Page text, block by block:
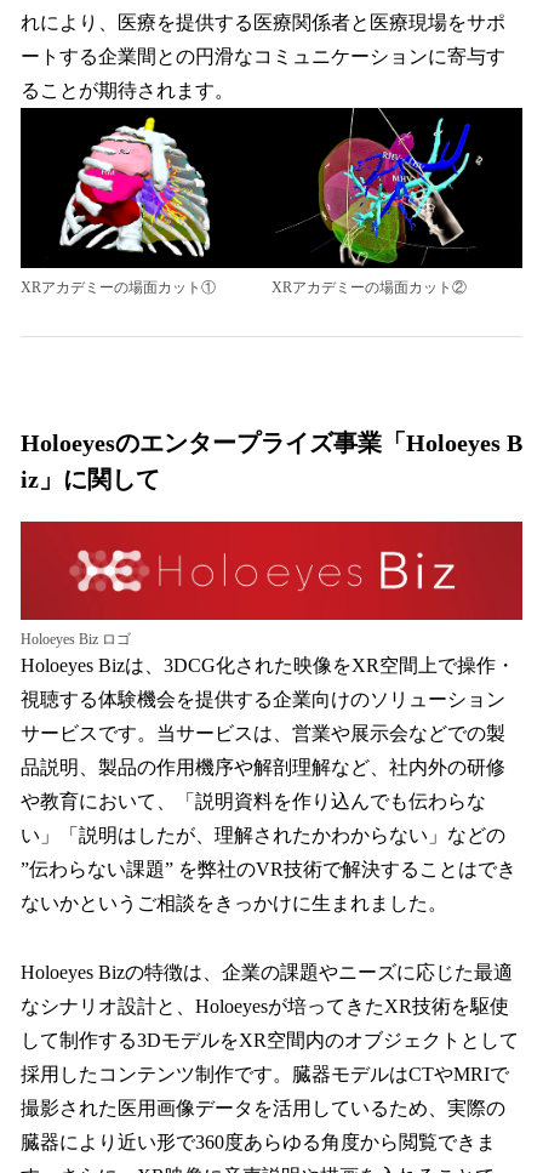
れにより、医療を提供する医療関係者と医療現場をサポ
ートする企業間との円滑なコミュニケーションに寄与す
ることが期待されます。
XRアカデミーの場面カット① XRアカデミーの場面カット②
Holoeyesのエンタープライズ事業「Holoeyes B
iz」に関して
Holoeyes Biz ロゴ
Holoeyes Bizは、3DCG化された映像をXR空間上で操作・
視聴する体験機会を提供する企業向けのソリューション
サービスです。当サービスは、営業や展示会などでの製
品説明、製品の作用機序や解剖理解など、社内外の研修
や教育において、「説明資料を作り込んでも伝わらな
い」「説明はしたが、理解されたかわからない」などの
”伝わらない課題” を弊社のVR技術で解決することはでき
ないかというご相談をきっかけに生まれました。
Holoeyes Bizの特徴は、企業の課題やニーズに応じた最適
なシナリオ設計と、Holoeyesが培ってきたXR技術を駆使
して制作する3DモデルをXR空間内のオブジェクトとして
採用したコンテンツ制作です。臓器モデルはCTやMRIで
撮影された医用画像データを活用しているため、実際の
臓器により近い形で360度あらゆる角度から閲覧できま